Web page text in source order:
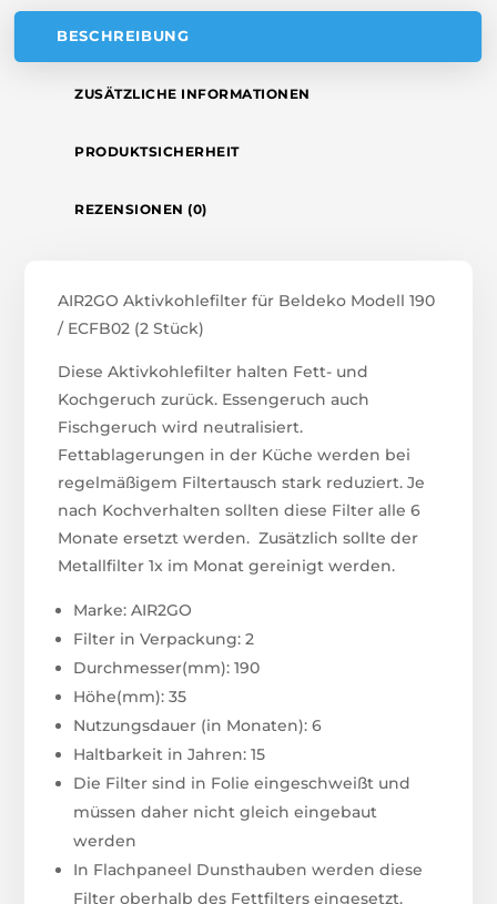
BESCHREIBUNG
ZUSÄTZLICHE INFORMATIONEN
PRODUKTSICHERHEIT
REZENSIONEN (0)
AIR2GO Aktivkohlefilter für Beldeko Modell 190
/ ECFB02 (2 Stück)
Diese Aktivkohlefilter halten Fett- und
Kochgeruch zurück. Essengeruch auch
Fischgeruch wird neutralisiert.
Fettablagerungen in der Küche werden bei
regelmäßigem Filtertausch stark reduziert. Je
nach Kochverhalten sollten diese Filter alle 6
Monate ersetzt werden. Zusätzlich sollte der
Metallfilter 1x im Monat gereinigt werden.
Marke: AIR2GO
Filter in Verpackung: 2
Durchmesser(mm): 190
Höhe(mm): 35
Nutzungsdauer (in Monaten): 6
Haltbarkeit in Jahren: 15
Die Filter sind in Folie eingeschweißt und
müssen daher nicht gleich eingebaut
werden
In Flachpaneel Dunsthauben werden diese
Filter oberhalb des Fettfilters eingesetzt.